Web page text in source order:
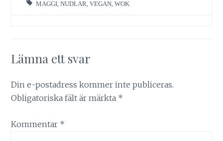
MAGGI ,NUDLAR ,VEGAN ,WOK
Lämna ett svar
Din e-postadress kommer inte publiceras.
Obligatoriska fält är märkta *
Kommentar *